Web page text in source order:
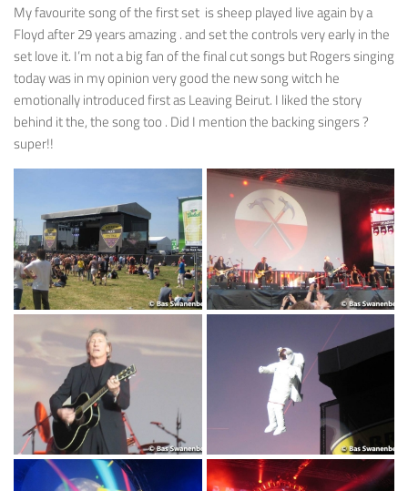
My favourite song of the first set is sheep played live again by a
Floyd after 29 years amazing . and set the controls very early in the
set love it. I’m not a big fan of the final cut songs but Rogers singing
today was in my opinion very good the new song witch he
emotionally introduced first as Leaving Beirut. I liked the story
behind it the, the song too . Did I mention the backing singers ?
super!!